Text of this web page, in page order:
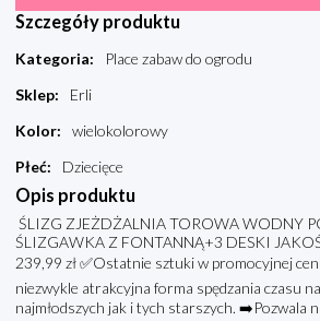
Szczegóły produktu
Kategoria:
Place zabaw do ogrodu
Sklep:
Erli
Kolor:
wielokolorowy
Płeć: Dziecięce
Opis produktu
ŚLIZG ZJEŻDŻALNIA TOROWA WODNY
ŚLIZGAWKA Z FONTANNĄ+3 DESKI
239,99 zł ✅Ostatnie sztuki w promocyjnej
niezwykle atrakcyjna forma spędzania czasu
najmłodszych jak i tych starszych. ➡️Pozwala